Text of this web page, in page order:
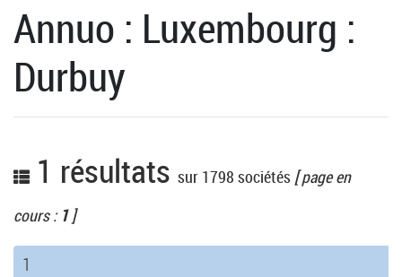
Annuo : Luxembourg :
Durbuy
1 résultats sur 1798 sociétés [ page en
cours : 1]
1